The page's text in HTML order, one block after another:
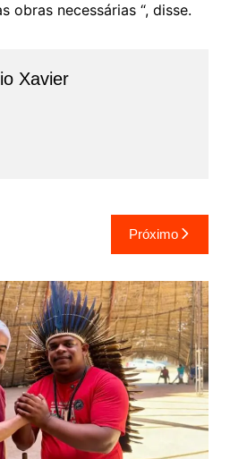
obras necessárias “, disse.
Xavier
Próximo